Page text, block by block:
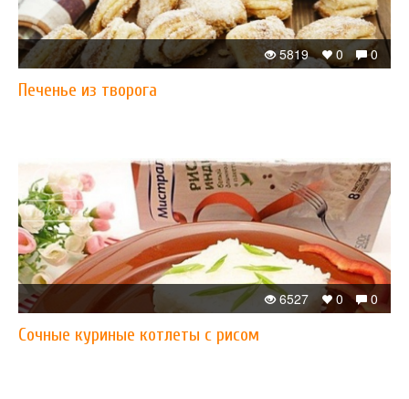
0
0
5819
Печенье из творога
0
0
6527
Сочные куриные котлеты с рисом